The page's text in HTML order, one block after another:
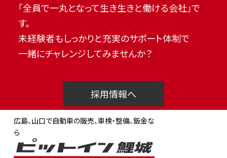
「全員で一丸となって生き生きと働ける会社」で
す。
未経験者もしっかりと充実のサポート体制で
一緒にチャレンジしてみませんか？
採用情報へ
広島、山口で自動車の販売、車検・整備、鈑金な
ら